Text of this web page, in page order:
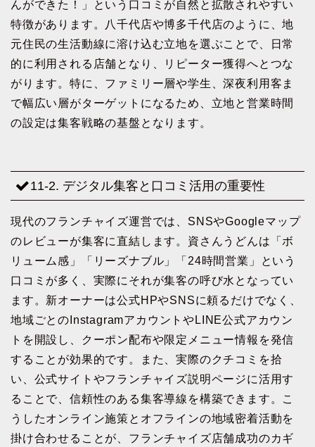
んができた！」という口コミが自然と拡散されやすい
特徴があります。八千代店や博多千代店のように、地
元住民の生活動線に溶け込む立地を選ぶことで、日常
的に利用される店舗となり、リピーター獲得へとつな
がります。特に、ファミリー層や学生、深夜利用客ま
で幅広い層がターゲットになるため、立地と営業時間
の設定は集客戦略の基盤となります。
11-2. デジタル集客と口コミ活用の重要性
現代のフランチャイズ運営では、SNSやGoogleマップ
のレビューが集客に直結します。資さんうどんは「ボ
リューム感」「リーズナブル」「24時間営業」という
口コミが多く、実際にそれが集客の呼び水となってい
ます。新オーナーは公式HPやSNSに頼るだけでなく、
地域ごとのInstagramアカウントやLINE公式アカウン
トを開設し、クーポン配布や限定メニュー情報を発信
することが効果的です。また、実際のクチコミを拾
い、公式サイトやフランチャイズ説明ページに活用す
ることで、信頼性のある集客導線を構築できます。こ
うしたオンライン施策とオフラインの地域密着活動を
掛け合わせることが、フランチャイズ店舗成功のカギ